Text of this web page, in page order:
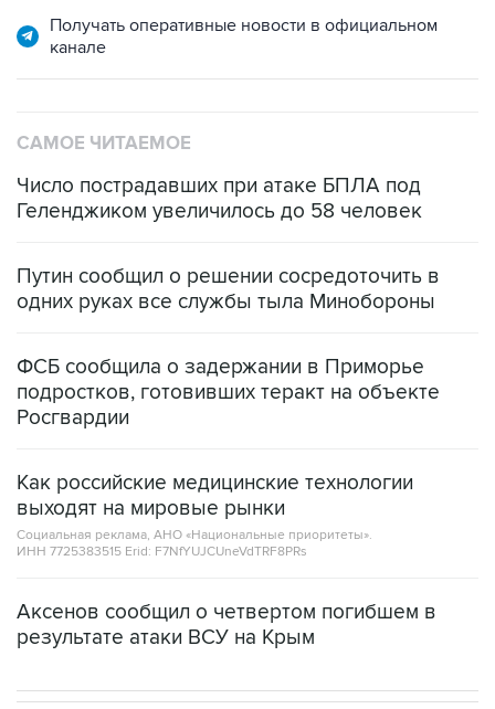
Получать оперативные новости в официальном
канале
САМОЕ ЧИТАЕМОЕ
Число пострадавших при атаке БПЛА под
Геленджиком увеличилось до 58 человек
Путин сообщил о решении сосредоточить в
одних руках все службы тыла Минобороны
ФСБ сообщила о задержании в Приморье
подростков, готовивших теракт на объекте
Росгвардии
Как российские медицинские технологии
выходят на мировые рынки
Социальная реклама, АНО «Национальные приоритеты».
ИНН 7725383515 Erid: F7NfYUJCUneVdTRF8PRs
Аксенов сообщил о четвертом погибшем в
результате атаки ВСУ на Крым